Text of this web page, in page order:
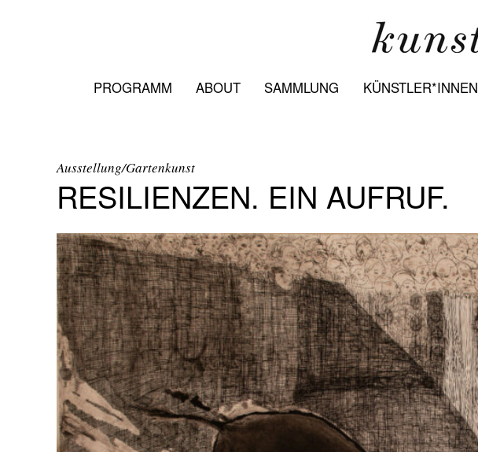
PROGRAMM ABOUT SAMMLUNG KÜNSTLER*INNEN
Ausstellung/Gartenkunst
RESILIENZEN. EIN AUFRUF.